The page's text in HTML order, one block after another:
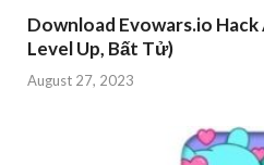
Download Evowars.io Hack
Level Up, Bất Tử)
August 27, 2023